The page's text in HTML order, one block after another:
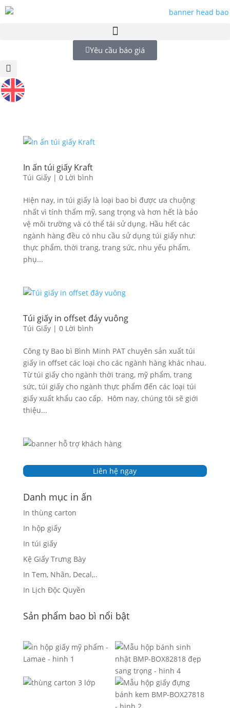
Yêu cầu báo giá
In ấn túi giấy Kraft
Túi Giấy| 0 Lời bình
Hiện nay, in túi giấy là loại bao bì được ưa chuộng
nhất vì tính thẩm mỹ, sang trọng và hơn hết là bảo
vệ môi trường và có thể tái sử dụng. Hầu hết các
ngành hàng đều có nhu cầu sử dụng túi giấy như:
thực phẩm, thời trang, trang sức, nhu yếu phẩm,
phụ...
Túi giấy in offset đáy vuông
Túi Giấy| 0 Lời bình
Công ty Bao bì Bình Minh PAT chuyên sản xuất túi
giấy in offset các loại cho các ngành hàng khác nhau.
Từ túi giấy cho ngành thời trang, mỹ phẩm, trang
sức, túi giấy cho ngành thực phẩm đến các loại túi
giấy xuất khẩu cao cấp. Hôm nay, chúng tôi sẽ giới
thiệu...
Liên hệ ngay
Danh mục in ấn
In thùng carton
In hộp giấy
In túi giấy
Kệ Giấy Trưng Bày
In Tem, Nhãn, Decal,..
In Lịch Độc Quyền
Sản phẩm bao bì nổi bật